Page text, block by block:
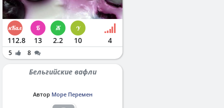
112.8 13 2.2 10 4
5 8
Бельгийские вафли
Автор Море Перемен